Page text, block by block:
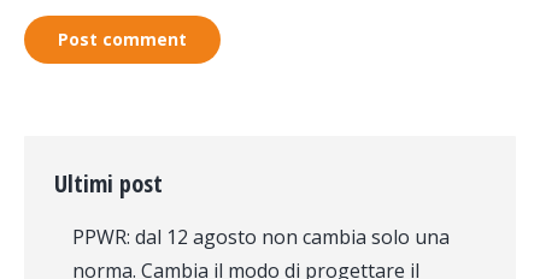
Post comment
Ultimi post
PPWR: dal 12 agosto non cambia solo una
norma. Cambia il modo di progettare il